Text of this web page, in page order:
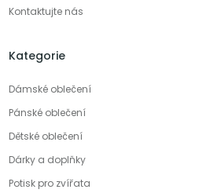
Kontaktujte nás
Kategorie
Dámské oblečení
Pánské oblečení
Dětské oblečení
Dárky a doplňky
Potisk pro zvířata